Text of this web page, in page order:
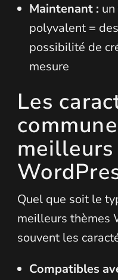
Maintenant :
polyvalent =
possibilité de
mesure
Les
Quel que soit le
meilleurs thèmes
souvent les
Compatibles